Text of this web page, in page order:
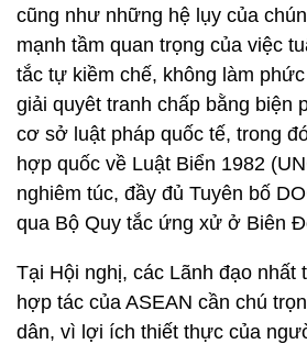
cũng như những hệ lụy của
mạnh tầm quan trọng của việc
tắc tự kiềm chế, không làm
giải quyêt tranh chấp bằng biện
cơ sở luật pháp quốc tế, trong
hợp quốc về Luật Biển 1982
nghiêm túc, đầy đủ Tuyên bố
qua Bộ Quy tắc ứng xử ở Biên
Tại Hội nghị, các Lãnh đạo nhất
hợp tác của ASEAN cần chú
dân, vì lợi ích thiết thực của